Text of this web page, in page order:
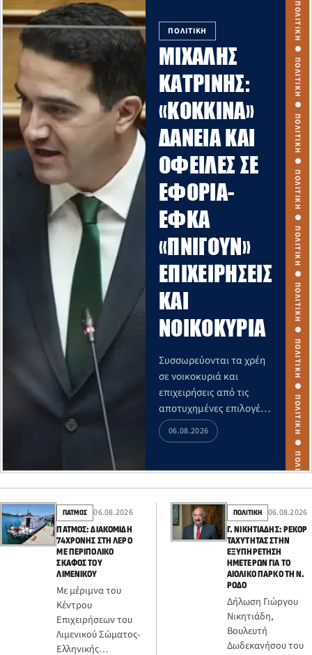
ΠΟΛΙΤΙΚΗ
ΜΙΧΑΛΗΣ
ΚΑΤΡΙΝΗΣ:
«ΚΌΚΚΙΝΑ»
ΔΆΝΕΙΑ ΚΑΙ
ΟΦΕΙΛΈΣ ΣΕ
ΕΦΟΡΊΑ-
ΕΦΚΑ
«ΠΝΊΓΟΥΝ»
ΕΠΙΧΕΙΡΉΣΕΙΣ
ΚΑΙ
ΝΟΙΚΟΚΥΡΙΆ
Συσσωρεύονται τα χρέη
σε νοικοκυριά και
επιχειρήσεις από τις
αποτυχημένες επιλογές
της κυβέρνησης για την
αντιμετώπιση του
2025 αυξήθηκαν 3,77 δις
οι ληξιπρόθεσμες
οφειλές στην εφ…
06.08.2026 ΠΟΛΙΤΙΚΗ ● ΠΟΛΙΤΙΚΗ ● ΠΟΛΙΤΙΚΗ ● ΠΟΛΙΤΙΚΗ ● ΠΟΛΙΤΙΚΗ ● ΠΟΛΙΤΙΚΗ ● ΠΟΛΙΤΙΚΗ ● ΠΟΛΙΤΙΚΗ ● ΠΟΛΙΤΙΚΗ ● ΠΟΛΙΤΙΚΗ ●
ΠΑΤΜΟΣ 06.08.2026
ΠΆΤΜΟΣ: ΔΙΑΚΟΜΙΔΉ
74ΧΡΟΝΗΣ ΣΤΗ ΛΈΡΟ
ΜΕ ΠΕΡΙΠΟΛΙΚΌ
ΣΚΆΦΟΣ ΤΟΥ
ΛΙΜΕΝΙΚΟΎ
Με μέριμνα του
Κέντρου
Επιχειρήσεων του
Λιμενικού Σώματος-
Ελληνικής
ΠΟΛΙΤΙΚΗ 06.08.2026
Γ. ΝΙΚΗΤΙΆΔΗΣ: ΡΕΚΌΡ
ΤΑΧΎΤΗΤΑΣ ΣΤΗΝ
ΕΞΥΠΗΡΈΤΗΣΗ
ΗΜΕΤΈΡΩΝ ΓΙΑ ΤΟ
ΑΙΟΛΙΚΌ ΠΆΡΚΟ ΤΗ Ν.
ΡΌΔΟ
Δήλωση Γιώργου
Νικητιάδη,
Βουλευτή
Δωδεκανήσου του